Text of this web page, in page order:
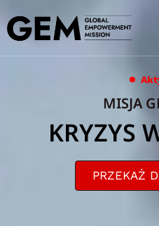
MISJA
KRYZYS
PRZEKAŻ